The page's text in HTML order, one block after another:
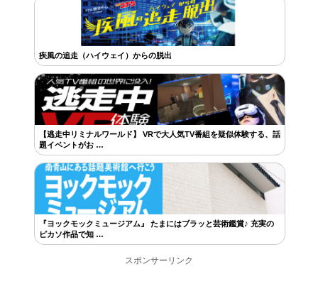
疾風の追走（ハイウェイ）からの脱出
【逃走中リミナルワールド】 VRで大人気TV番組を疑似体験する、話
題イベントがお …
『ヨックモックミュージアム』 たまにはブラッと芸術鑑賞♪ 充実の
ピカソ作品で知 …
スポンサーリンク